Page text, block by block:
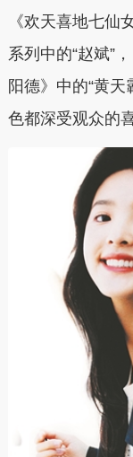
《欢天喜地七仙
系列中的“赵斌”
阳德》中的“黄
色都深受观众的喜